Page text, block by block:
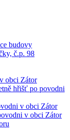
budovy
č.p. 98
obci Zátor
hřišť po povodni
v obci Zátor
v obci Zátor